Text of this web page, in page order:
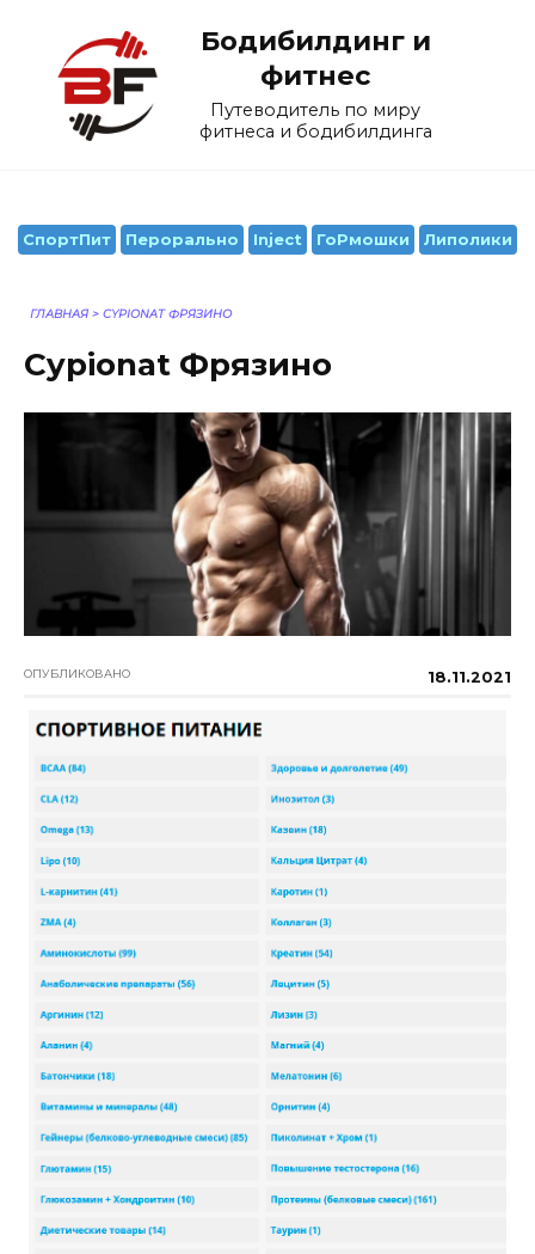
содержанию
Бодибилдинг и
фитнес
Путеводитель по миру
фитнеса и бодибилдинга
СпортПит Перорально Inject ГоРмошки Липолики
ГЛАВНАЯ > CYPIONAT ФРЯЗИНО
Cypionat Фрязино
ОПУБЛИКОВАНО 18.11.2021